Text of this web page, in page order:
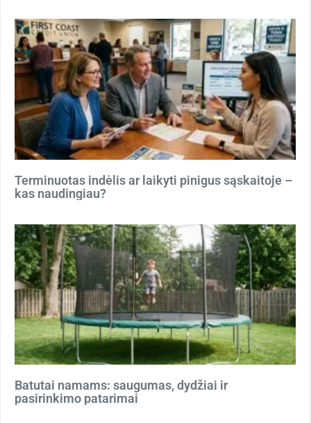
Terminuotas indėlis ar laikyti pinigus sąskaitoje –
kas naudingiau?
Batutai namams: saugumas, dydžiai ir
pasirinkimo patarimai